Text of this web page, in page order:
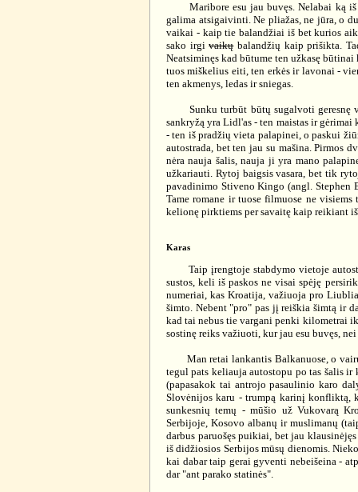
Maribore esu jau buvęs. Nelabai ką iš
galima atsigaivinti. Ne pliažas, ne jūra, o
vaikai - kaip tie balandžiai iš bet kurios
sako irgivaikųbalandžių kaip prišikta.
Neatsiminęs kad būtume ten užkasę
tuos miškelius eiti, ten erkės ir lavonai -
ten akmenys, ledas ir sniegas.
Sunku turbūt būtų sugalvoti geresnę
sankryžą yra Lidl'as - ten maistas ir
- ten iš pradžių vieta palapinei, o paskui
autostrada, bet ten jau su mašina. Pirmos
nėra nauja šalis, nauja ji yra mano
užkariauti. Rytoj baigsis vasara, bet tik
pavadinimo Stiveno Kingo (angl. Stephen
Tame romane ir tuose filmuose ne
kelionę pirktiems per savaitę kaip reikiant
Karas
Taip įrengtoje stabdymo vietoje
sustos, keli iš paskos ne visai spėję
numeriai, kas Kroatija, važiuoja pro
šimto. Nebent "pro" pas jį reiškia šimtą ir
kad tai nebus tie vargani penki kilometrai
sostinę reiks važiuoti, kur jau esu buvęs,
Man retai lankantis Balkanuose, o
tegul pats keliauja autostopu po tas šalis
(papasakok tai antrojo pasaulinio karo
Slovėnijos karu - trumpą karinį konfliktą,
sunkesnių temų - mūšio už Vukovarą
Serbijoje, Kosovo albanų ir muslimanų
darbus paruošęs puikiai, bet jau
iš didžiosios Serbijos mūsų dienomis.
kai dabar taip gerai gyventi nebeišeina -
dar "ant parako statinės".